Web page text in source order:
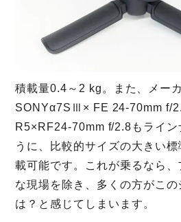
積載量0.4～2 kg。また、メー
SONYα7SⅢ× FE 24-70mm f/
R5×RF24-70mm f/2.8もライン
うに、比較的サイズの大きい
載可能です。これが乗るなら
な現場を除き、多くの方がこ
は？と感じてしまいます。